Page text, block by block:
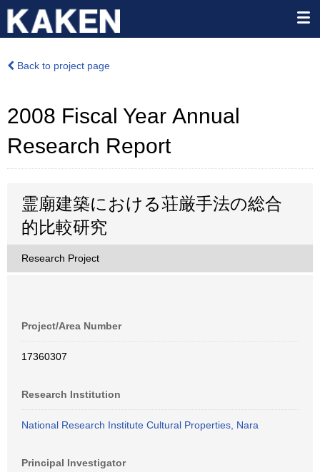
Back to project page
2008 Fiscal Year Annual
Research Report
霊廟建築における荘厳手法の総合
的比較研究
Research Project
Project/Area Number
17360307
Research Institution
National Research Institute Cultural Properties, Nara
Principal Investigator